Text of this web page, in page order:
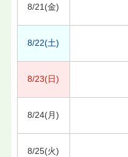
8/21(金)
8/22(土)
8/23(日)
8/24(月)
8/25(火)